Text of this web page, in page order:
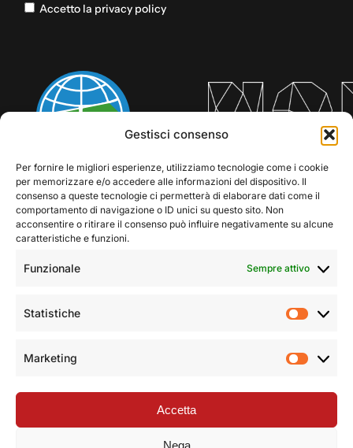
Gestisci consenso
Per fornire le migliori esperienze, utilizziamo tecnologie come i cookie
per memorizzare e/o accedere alle informazioni del dispositivo. Il
consenso a queste tecnologie ci permetterà di elaborare dati come il
comportamento di navigazione o ID unici su questo sito. Non
acconsentire o ritirare il consenso può influire negativamente su alcune
caratteristiche e funzioni.
Funzionale Sempre attivo
Statistiche
Marketing
Accetta
Nega
Accetto la privacy policy